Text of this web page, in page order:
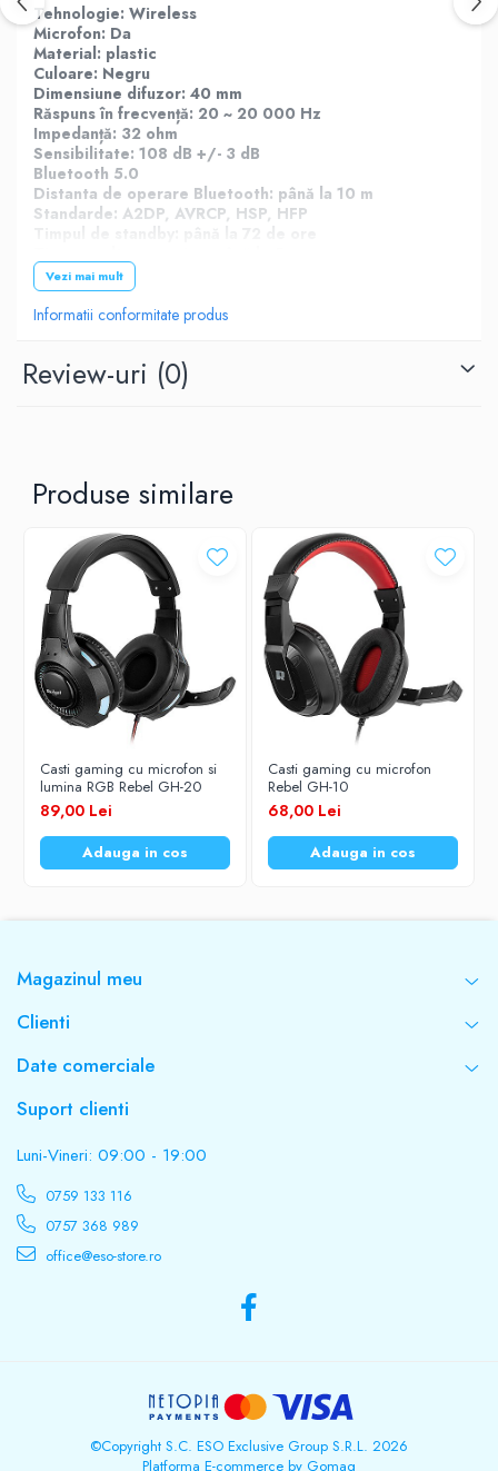
Tehnologie: Wireless
Microfon: Da
Material: plastic
Culoare: Negru
Dimensiune difuzor: 40 mm
Răspuns în frecvență: 20 ~ 20 000 Hz
Impedanță: 32 ohm
Sensibilitate: 108 dB +/- 3 dB
Bluetooth 5.0
Distanta de operare Bluetooth: până la 10 m
Standarde: A2DP, AVRCP, HSP, HFP
Slot card microSD: Da
Radio FM: Da
Capacitate baterie: 220 mAh
Vezi mai mult
Informatii conformitate produs
Review-uri (0)
Produse similare
Casti gaming cu microfon si
lumina RGB Rebel GH-20
89,00 Lei
Adauga in cos
Casti gaming cu microfon
Rebel GH-10
68,00 Lei
Adauga in cos
Magazinul meu
Clienti
Date comerciale
Suport clienti
Luni-Vineri: 09:00 - 19:00
0759 133 116
0757 368 989
office@eso-store.ro
©Copyright S.C. ESO Exclusive Group S.R.L. 2026
Platforma E-commerce by Gomag